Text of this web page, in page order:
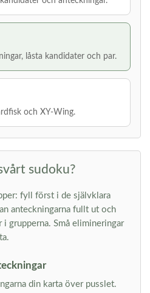
låsta kandidater och par.
och XY-Wing.
sudoku?
fyll först i de självklara
anteckningarna fullt ut och
grupperna. Små elimineringar
din karta över pusslet.